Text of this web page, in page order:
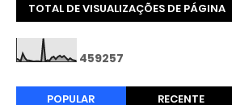
TOTAL DE VISUALIZAÇÕES DE PÁGINA
459257
POPULAR RECENTE